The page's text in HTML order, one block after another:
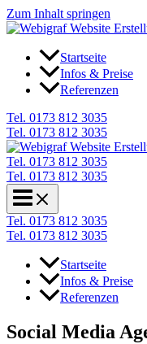
Zum Inhalt springen
Startseite
Infos & Preise
Referenzen
Tel. 0173 812 3035
Tel. 0173 812 3035
Tel. 0173 812 3035
Tel. 0173 812 3035
Tel. 0173 812 3035
Tel. 0173 812 3035
Startseite
Infos & Preise
Referenzen
Social Media